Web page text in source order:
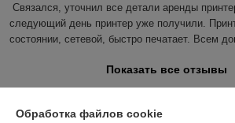
Связался, уточнил все детали аренды
следующий день принтер уже получили.
состоянии, сетевой, быстро печатает. Всем
Показать все отзывы
Обработка файлов cookie